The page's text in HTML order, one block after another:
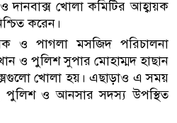
ও দানবাক্স খোলা কমিটির আহ্বায়ক
করেন।
ও পাগলা মসজিদ পরিচালনা
ও পুলিশ সুপার মোহাম্মদ হাছান
খোলা হয়। এছাড়াও এ সময়
পুলিশ ও আনসার সদস্য উপস্থিত